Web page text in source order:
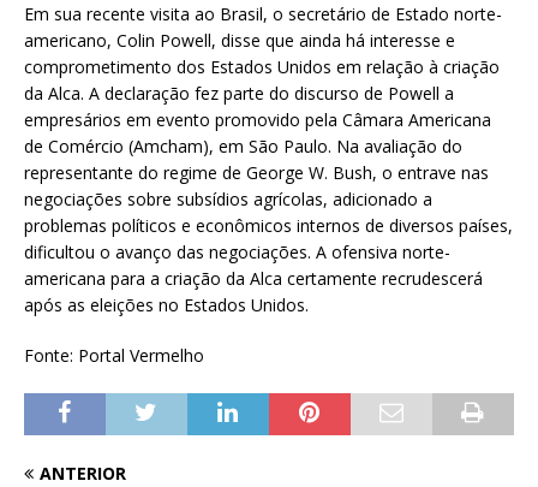
Em sua recente visita ao Brasil, o secretário de Estado norte-
americano, Colin Powell, disse que ainda há interesse e
comprometimento dos Estados Unidos em relação à criação
da Alca. A declaração fez parte do discurso de Powell a
empresários em evento promovido pela Câmara Americana
de Comércio (Amcham), em São Paulo. Na avaliação do
representante do regime de George W. Bush, o entrave nas
negociações sobre subsídios agrícolas, adicionado a
problemas políticos e econômicos internos de diversos países,
dificultou o avanço das negociações. A ofensiva norte-
americana para a criação da Alca certamente recrudescerá
após as eleições no Estados Unidos.
Fonte: Portal Vermelho
ANTERIOR